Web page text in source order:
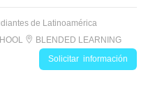
de Latinoamérica
BLENDED LEARNING
Solicitar información